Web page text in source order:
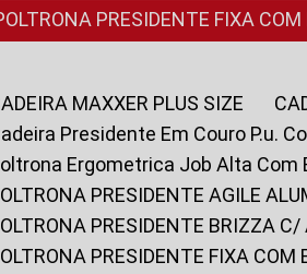
POLTRONA PRESIDENTE FIXA
CADEIRA MAXXER PLUS SIZE
Cadeira Presidente Em Couro P.u.
Poltrona Ergometrica Job Alta Com
POLTRONA PRESIDENTE AGILE
POLTRONA PRESIDENTE BRIZZA
POLTRONA PRESIDENTE FIXA